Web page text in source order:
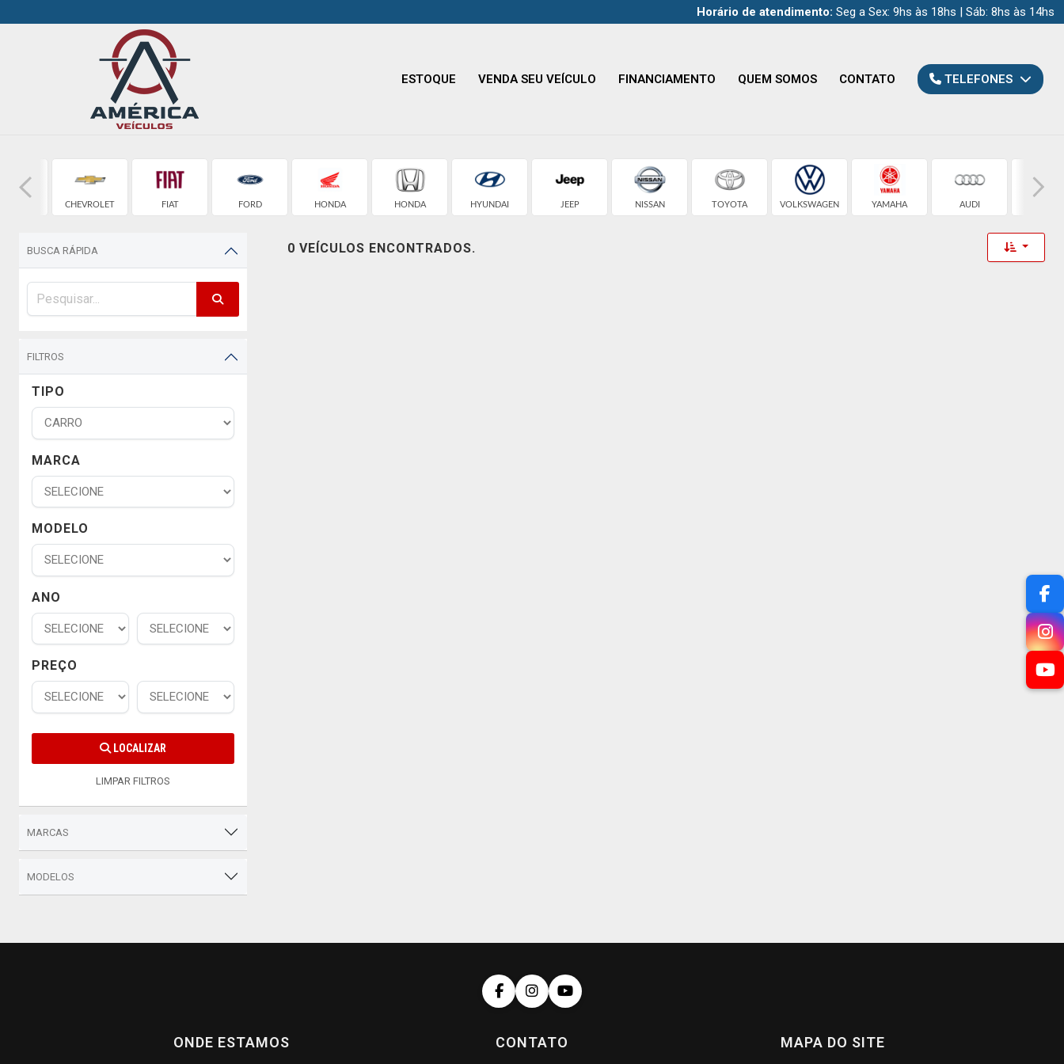
Horário de atendimento: Seg a Sex: 9hs às 18hs | Sáb: 8hs às 14hs
ESTOQUE VENDA SEU VEÍCULO FINANCIAMENTO QUEM SOMOS CONTATO TELEFONES
CHEVROLET FIAT FORD HONDA HONDA HYUNDAI JEEP NISSAN TOYOTA VOLKSWAGEN YAMAHA AUDI
BUSCA RÁPIDA
FILTROS
TIPO
MARCA
MODELO
ANO
PREÇO
LOCALIZAR
LIMPAR FILTROS
MARCAS
MODELOS
0 VEÍCULOS ENCONTRADOS. Toggle
ONDE ESTAMOS CONTATO MAPA DO SITE